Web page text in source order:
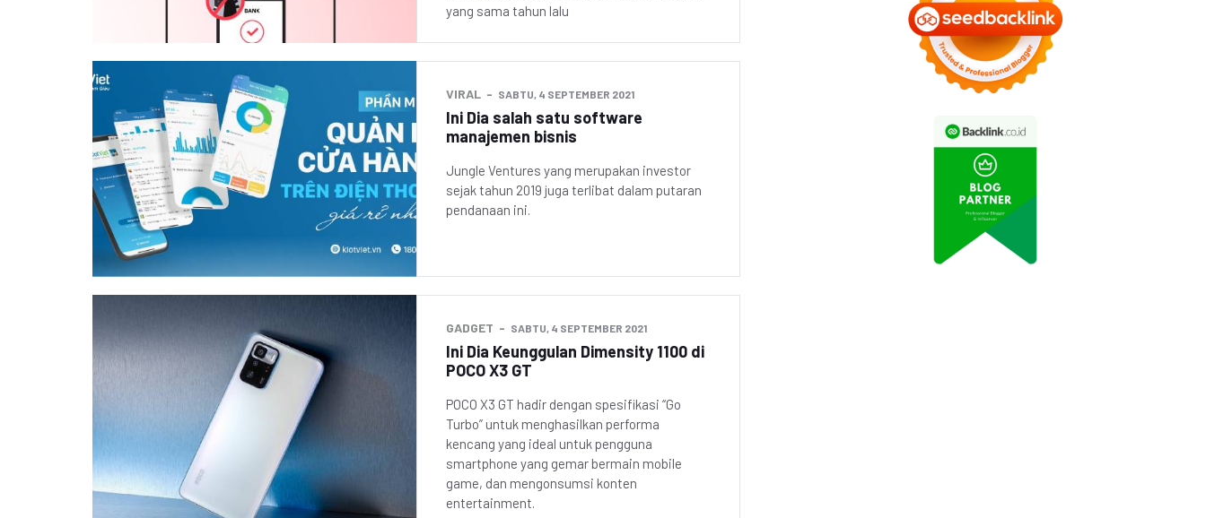
yang sama tahun lalu
VIRAL SABTU, 4 SEPTEMBER 2021
Ini Dia salah satu software
manajemen bisnis
Jungle Ventures yang merupakan investor
sejak tahun 2019 juga terlibat dalam putaran
pendanaan ini.
GADGET SABTU, 4 SEPTEMBER 2021
Ini Dia Keunggulan Dimensity 1100 di
POCO X3 GT
POCO X3 GT hadir dengan spesifikasi “Go
Turbo” untuk menghasilkan performa
kencang yang ideal untuk pengguna
smartphone yang gemar bermain mobile
game, dan mengonsumsi konten
entertainment.